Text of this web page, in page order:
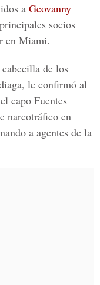
a Geovanny
socios
en Miami.
de los
le confirmó al
capo Fuentes
narcotráfico en
a agentes de la